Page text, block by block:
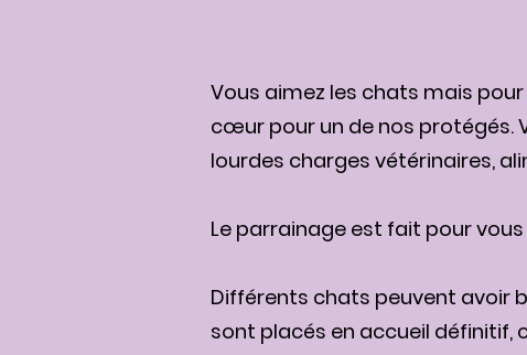
Vous aimez les chats mais
cœur pour un de nos protégés.
lourdes charges vétérinaires,
Le parrainage est fait pour
Différents chats peuvent avoir
sont placés en accueil définitif,